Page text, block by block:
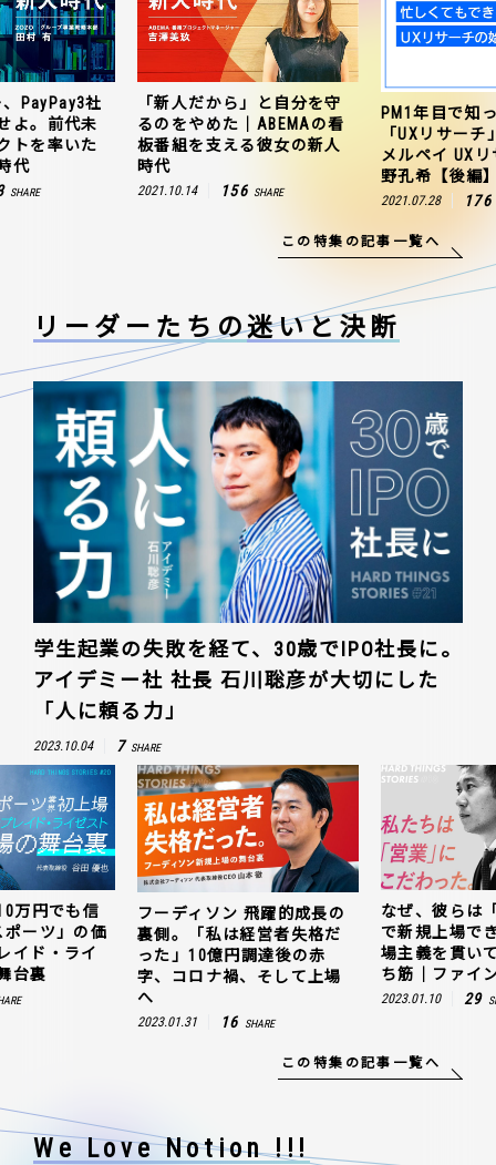
PayPay3社
よ。前代未
トを率いた
代
SHARE
「新人だから」と自分を守
るのをやめた｜ABEMAの看
板番組を支える彼女の新人
時代
2021.10.14 156 SHARE
PM1年目で知
「UXリサー
メルペイ UX
野孔希【後編
2021.07.28 176
この特集の記事一覧へ
リーダーたちの迷いと決断
学生起業の失敗を経て、30歳でIPO社長に。
アイデミー社 社長 石川聡彦が大切にした
「人に頼る力」
2023.10.04 7 SHARE
万円でも信
ーツ」の価
イド・ライ
台裏
フーディソン 飛躍的成長の
裏側。「私は経営者失格だ
った」10億円調達後の赤
字、コロナ禍、そして上場
へ
2023.01.31 16 SHARE
なぜ、彼らは
で新規上場で
場主義を貫い
ち筋｜ファイ
2023.01.10 29
この特集の記事一覧へ
We Love Notion !!!